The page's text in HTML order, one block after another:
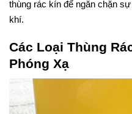
thùng rác kín để ngăn chặn
khí.
Các Loại Thùng
Phóng Xạ